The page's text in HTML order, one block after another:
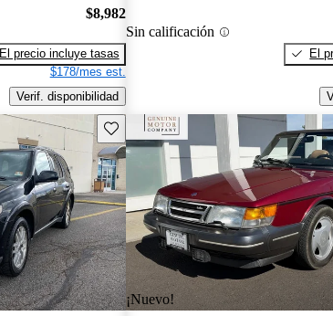
$8,982
El precio incluye tasas
$178/mes est.
Verif. disponibilidad
Sin calificación
El
Guarda este Aviso
¡Nuevo!